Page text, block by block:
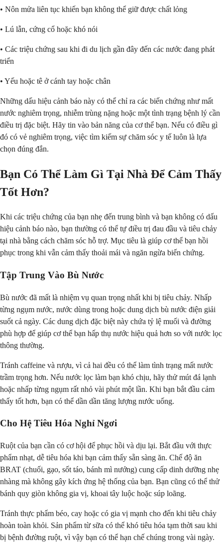
• Nôn mửa liên tục khiến bạn không thể giữ được chất lỏng
• Lú lẫn, cứng cổ hoặc khó nói
• Các triệu chứng sau khi đi du lịch gần đây đến các nước đang phát
triển
• Yếu hoặc tê ở cánh tay hoặc chân
Những dấu hiệu cảnh báo này có thể chỉ ra các biến chứng như mất
nước nghiêm trọng, nhiễm trùng nặng hoặc một tình trạng bệnh lý cần
điều trị đặc biệt. Hãy tin vào bản năng của cơ thể bạn. Nếu có điều gì
đó có vẻ nghiêm trọng, việc tìm kiếm sự chăm sóc y tế luôn là lựa
chọn đúng đắn.
Bạn Có Thể Làm Gì Tại Nhà Để Cảm Thấy
Tốt Hơn?
Khi các triệu chứng của bạn nhẹ đến trung bình và bạn không có dấu
hiệu cảnh báo nào, bạn thường có thể tự điều trị đau đầu và tiêu chảy
tại nhà bằng cách chăm sóc hỗ trợ. Mục tiêu là giúp cơ thể bạn hồi
phục trong khi vẫn cảm thấy thoải mái và ngăn ngừa biến chứng.
Tập Trung Vào Bù Nước
Bù nước đã mất là nhiệm vụ quan trọng nhất khi bị tiêu chảy. Nhấp
từng ngụm nước, nước dùng trong hoặc dung dịch bù nước điện giải
suốt cả ngày. Các dung dịch đặc biệt này chứa tỷ lệ muối và đường
phù hợp để giúp cơ thể bạn hấp thụ nước hiệu quả hơn so với nước lọc
thông thường.
Tránh caffeine và rượu, vì cả hai đều có thể làm tình trạng mất nước
trầm trọng hơn. Nếu nước lọc làm bạn khó chịu, hãy thử mút đá lạnh
hoặc nhấp từng ngụm rất nhỏ vài phút một lần. Khi bạn bắt đầu cảm
thấy tốt hơn, bạn có thể dần dần tăng lượng nước uống.
Cho Hệ Tiêu Hóa Nghỉ Ngơi
Ruột của bạn cần có cơ hội để phục hồi và dịu lại. Bắt đầu với thực
phẩm nhạt, dễ tiêu hóa khi bạn cảm thấy sẵn sàng ăn. Chế độ ăn
BRAT (chuối, gạo, sốt táo, bánh mì nướng) cung cấp dinh dưỡng nhẹ
nhàng mà không gây kích ứng hệ thống của bạn. Bạn cũng có thể thử
bánh quy giòn không gia vị, khoai tây luộc hoặc súp loãng.
Tránh thực phẩm béo, cay hoặc có gia vị mạnh cho đến khi tiêu chảy
hoàn toàn khỏi. Sản phẩm từ sữa có thể khó tiêu hóa tạm thời sau khi
bị bệnh đường ruột, vì vậy bạn có thể hạn chế chúng trong vài ngày.